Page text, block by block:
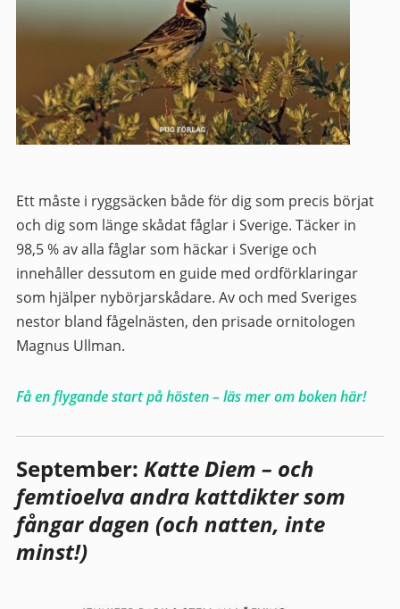
Ett måste i ryggsäcken både för dig som precis börjat
och dig som länge skådat fåglar i Sverige. Täcker in
98,5 % av alla fåglar som häckar i Sverige och
innehåller dessutom en guide med ordförklaringar
som hjälper nybörjarskådare. Av och med Sveriges
nestor bland fågelnästen, den prisade ornitologen
Magnus Ullman.
Få en flygande start på hösten – läs mer om boken här!
September: Katte Diem – och
femtioelva andra kattdikter som
fångar dagen (och natten, inte
minst!)